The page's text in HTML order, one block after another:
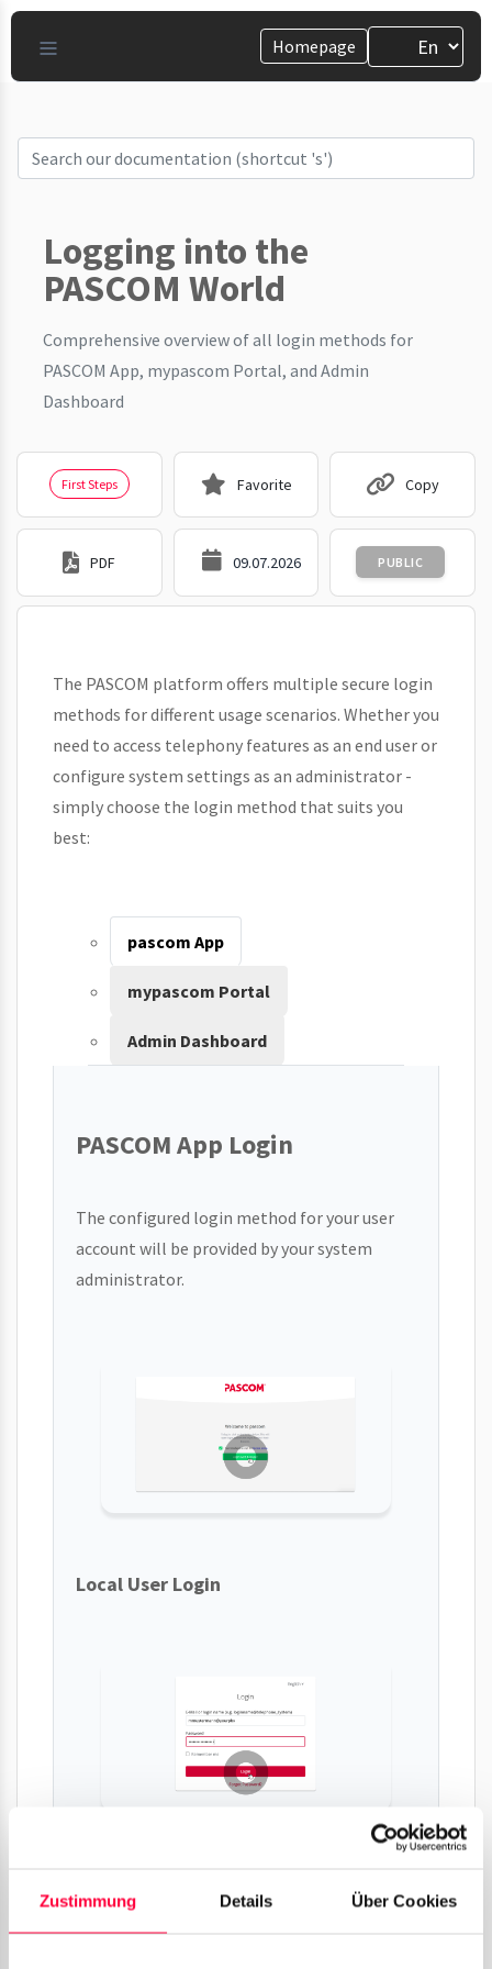
Zustimmung Details Über Cookies
Homepage
Logging into the
PASCOM World
Comprehensive overview of all login methods for
PASCOM App, mypascom Portal, and Admin
Dashboard
First Steps Favorite Copy
PDF 09.07.2026 PUBLIC
The PASCOM platform offers multiple secure login
methods for different usage scenarios. Whether you
need to access telephony features as an end user or
configure system settings as an administrator -
simply choose the login method that suits you
best:
pascom App
mypascom Portal
Admin Dashboard
PASCOM App Login
The configured login method for your user
account will be provided by your system
administrator.
Local User Login
YourUsername@YourPhoneSystem